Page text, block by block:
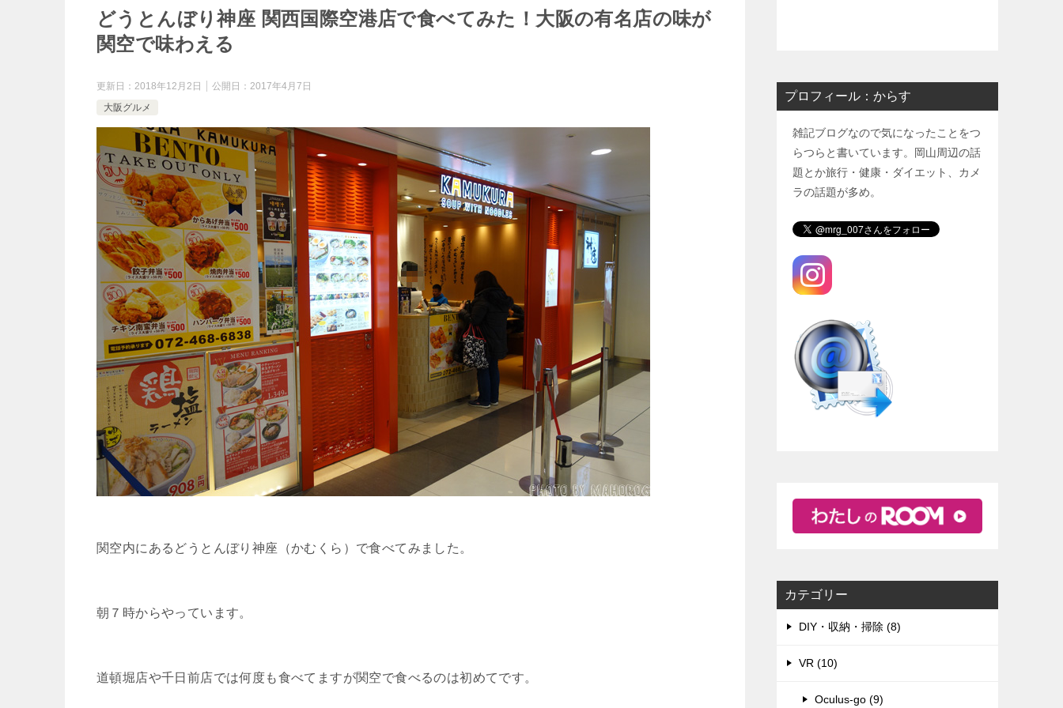
どうとんぼり神座 関西国際空港店で食べてみた！大阪の有名店の味が
関空で味わえる
更新日： 2018年12月2日 公開日： 2017年4月7日
大阪グルメ
関空内にあるどうとんぼり神座（かむくら）で食べてみました。
朝７時からやっています。
道頓堀店や千日前店では何度も食べてますが関空で食べるのは初めてです。
プロフィール：からす
雑記ブログなので気になったことをつ
らつらと書いています。岡山周辺の話
題とか旅行・健康・ダイエット、カメ
ラの話題が多め。
カテゴリー
DIY・収納・掃除 (8)
VR (10)
Oculus-go (9)